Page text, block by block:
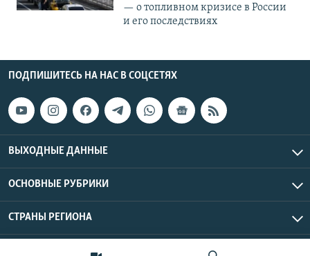
— о топливном кризисе в России
и его последствиях
ПОДПИШИТЕСЬ НА НАС В СОЦСЕТЯХ
ВЫХОДНЫЕ ДАННЫЕ
ОСНОВНЫЕ РУБРИКИ
СТРАНЫ РЕГИОНА
Азаттык Азия © 2026 RFE/RL, Inc. | Все права защищены.